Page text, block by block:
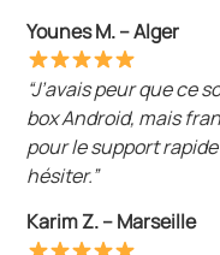
Younes M. – Alger
“J’avais peur que ce
box Android, mais
pour le support
hésiter.”
Karim Z. – Marseille